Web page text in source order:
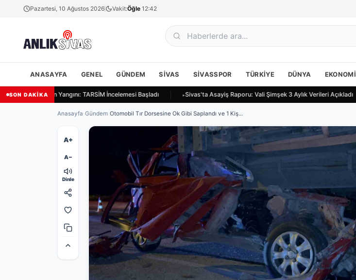
Pazartesi, 10 Ağustos 2026 Vakit:Öğle 12:42
ANASAYFA GENEL GÜNDEM SIVAS SIVASSPOR TÜRKIYE DÜNYA EKONOMI
SON DAKİKA
Ulukapı'da Ekin Yangını: TARSİM İncelemesi Başladı Sivas'ta Asayiş Raporu: Vali Şimşek 3 Aylık Verileri Açıkladı
Anasayfa Gündem Otomobil Tır Dorsesine Ok Gibi Saplandı ve 1 Kiş...
A+
A−
Dinle